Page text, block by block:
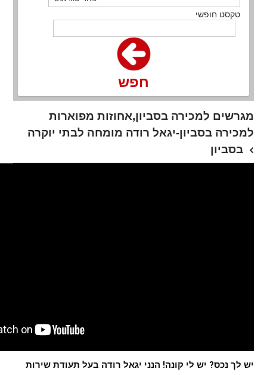
טקסט חופשי
חפש
מגרשים למכירה בסביון,אחוזות מפוארות
למכירה בסביון-יגאל רודה מומחה לבתי יוקרה
בסביון
יש לך נכס? יש לי קונה!